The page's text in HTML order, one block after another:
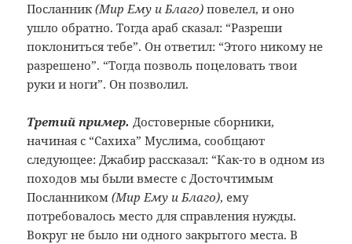
Посланник(Мир Ему и Благо) повелел, и оно
ушло обратно. Тогда араб сказал: “Разреши
поклониться тебе”. Он ответил: “Этого никому не
разрешено”. “Тогда позволь поцеловать твои
руки и ноги”. Он позволил.
Третий пример. Достоверные сборники,
начиная с “Сахиха” Муслима, сообщают
следующее: Джабир рассказал: “Как-то в одном из
походов мы были вместе с Досточтимым
Посланником(Мир Ему и Благо), ему
потребовалось место для справления нужды.
Вокруг не было ни одного закрытого места. В